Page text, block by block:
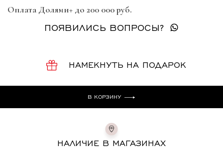
Оплата Долями+ до 200 000 руб.
ПОЯВИЛИСЬ ВОПРОСЫ?
НАМЕКНУТЬ НА ПОДАРОК
В КОРЗИНУ
НАЛИЧИЕ В МАГАЗИНАХ